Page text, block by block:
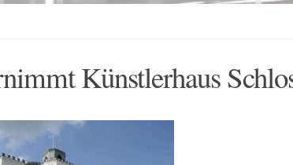
Künstlerhaus